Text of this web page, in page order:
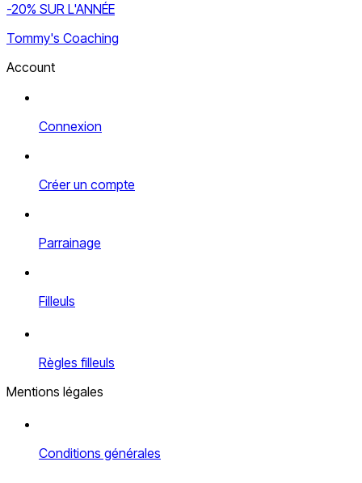
-20% SUR L'ANNÉE
Tommy's Coaching
Account
Connexion
Créer un compte
Parrainage
Filleuls
Règles filleuls
Mentions légales
Conditions générales